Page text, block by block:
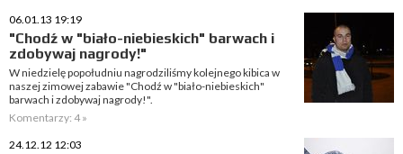
06.01.13 19:19
"Chodź w "biało-niebieskich" barwach i
zdobywaj nagrody!"
W niedzielę popołudniu nagrodziliśmy kolejnego kibica w
naszej zimowej zabawie "Chodź w "biało-niebieskich"
barwach i zdobywaj nagrody!".
Komentarzy: 4 »
24.12.12 12:03